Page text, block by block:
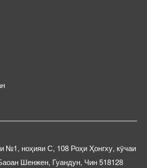
№1, ноҳияи С, 108 Роҳи Ҳонгху, кӯчаи
Шенжен, Гуандун, Чин 518128